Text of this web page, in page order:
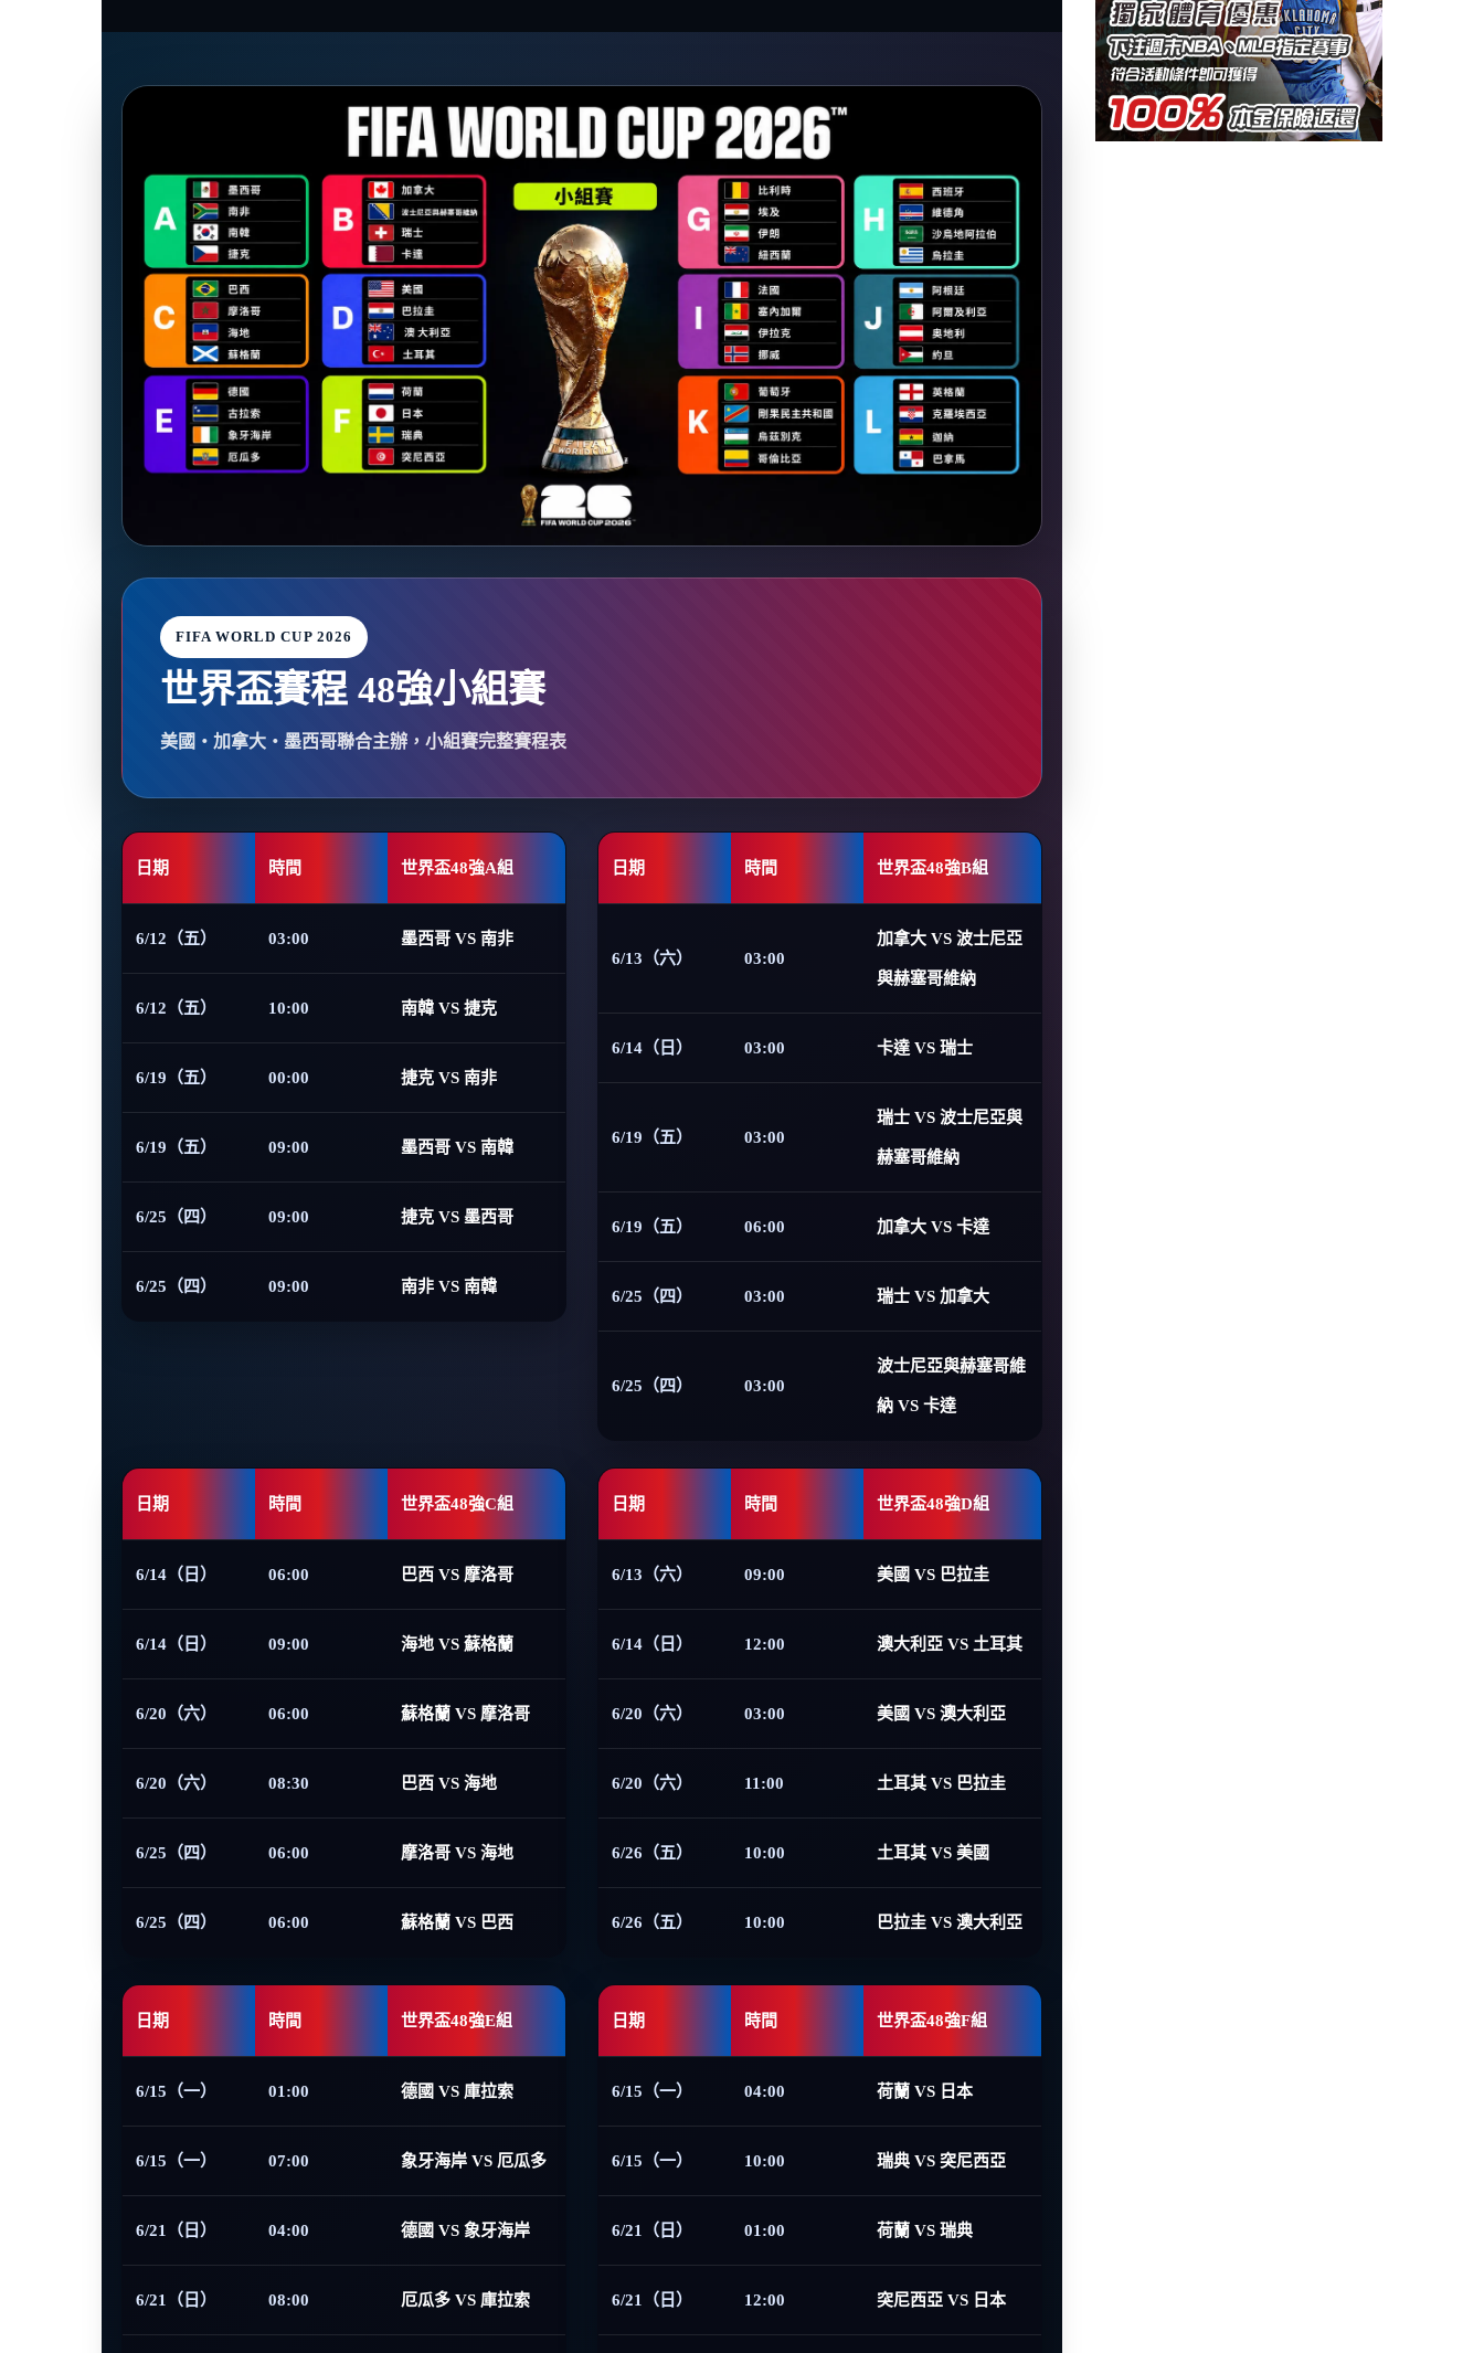
FIFA WORLD CUP 2026
世界盃賽程 48強小組賽
美國・加拿大・墨西哥聯合主辦，小組賽完整賽程表
日期 時間 世界盃48強A組
6/12（五） 03:00 墨西哥 VS 南非
6/12（五） 10:00 南韓 VS 捷克
6/19（五） 00:00 捷克 VS 南非
6/19（五） 09:00 墨西哥 VS 南韓
6/25（四） 09:00 捷克 VS 墨西哥
6/25（四） 09:00 南非 VS 南韓
日期 時間 世界盃48強B組
6/13（六） 03:00
加拿大 VS 波士尼亞
與赫塞哥維納
6/14（日） 03:00 卡達 VS 瑞士
6/19（五） 03:00
瑞士 VS 波士尼亞與
赫塞哥維納
6/19（五） 06:00 加拿大 VS 卡達
6/25（四） 03:00 瑞士 VS 加拿大
6/25（四） 03:00
波士尼亞與赫塞哥維
納 VS 卡達
日期 時間 世界盃48強C組
6/14（日） 06:00 巴西 VS 摩洛哥
6/14（日） 09:00 海地 VS 蘇格蘭
6/20（六） 06:00 蘇格蘭 VS 摩洛哥
6/20（六） 08:30 巴西 VS 海地
6/25（四） 06:00 摩洛哥 VS 海地
6/25（四） 06:00 蘇格蘭 VS 巴西
日期 時間 世界盃48強D組
6/13（六） 09:00 美國 VS 巴拉圭
6/14（日） 12:00 澳大利亞 VS 土耳其
6/20（六） 03:00 美國 VS 澳大利亞
6/20（六） 11:00 土耳其 VS 巴拉圭
6/26（五） 10:00 土耳其 VS 美國
6/26（五） 10:00 巴拉圭 VS 澳大利亞
日期 時間 世界盃48強E組
6/15（一） 01:00 德國 VS 庫拉索
6/15（一） 07:00 象牙海岸 VS 厄瓜多
6/21（日） 04:00 德國 VS 象牙海岸
6/21（日） 08:00 厄瓜多 VS 庫拉索
日期 時間 世界盃48強F組
6/15（一） 04:00 荷蘭 VS 日本
6/15（一） 10:00 瑞典 VS 突尼西亞
6/21（日） 01:00 荷蘭 VS 瑞典
6/21（日） 12:00 突尼西亞 VS 日本